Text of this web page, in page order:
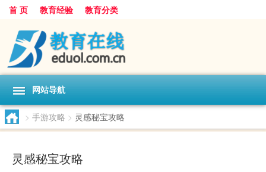
首 页 教育经验 教育分类
网站导航
> 手游攻略 > 灵感秘宝攻略
灵感秘宝攻略